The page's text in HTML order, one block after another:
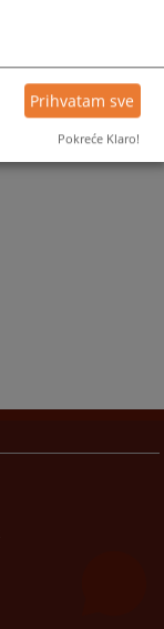
Prihvatam sve
Pokreće Klaro!